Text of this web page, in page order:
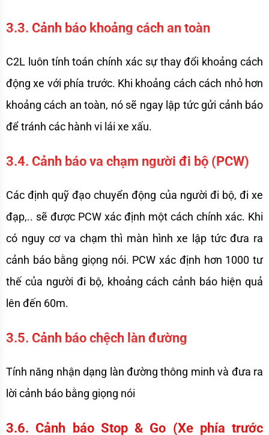
3.3. Cảnh báo khoảng cách an toàn
C2L luôn tính toán chính xác sự thay đổi khoảng cách
động xe với phía trước. Khi khoảng cách cách nhỏ hơn
khoảng cách an toàn, nó sẽ ngay lập tức gửi cảnh báo
để tránh các hành vi lái xe xấu.
3.4. Cảnh báo va chạm người đi bộ (PCW)
Các định quỹ đạo chuyển động của người đi bộ, đi xe
đạp,.. sẽ được PCW xác định một cách chính xác. Khi
có nguy cơ va chạm thì màn hình xe lập tức đưa ra
cảnh báo bằng giọng nói. PCW xác định hơn 1000 tư
thế của người đi bộ, khoảng cách cảnh báo hiện quả
lên đến 60m.
3.5. Cảnh báo chệch làn đường
Tính năng nhận dạng làn đường thông minh và đưa ra
lời cảnh báo bằng giọng nói
3.6. Cảnh báo Stop & Go (Xe phía trước